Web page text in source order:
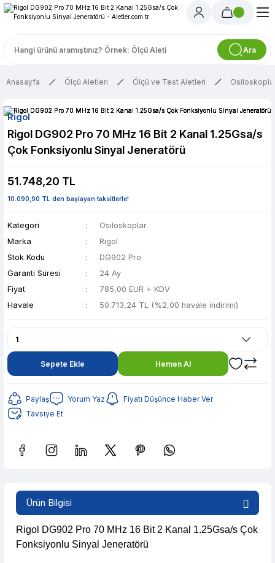
Ara
Anasayfa Ölçü Aletleri Ölçü ve Test Aletleri
Rigol
Rigol DG902 Pro 70 MHz 16 Bit 2 Kanal 1.25Gsa/s
Çok Fonksiyonlu Sinyal Jeneratörü
51.748,20 TL
10.090,90 TL den başlayan taksitlerle!
Kategori
Osiloskoplar
Marka
Rigol
Stok Kodu
DG902 Pro
Garanti Süresi
24 Ay
Fiyat
785,00 EUR + KDV
Havale
50.713,24 TL (%2,00 havale indirimi)
Sepete Ekle Hemen Al
Paylaş Yorum Yaz
Fiyatı Düşünce Haber Ver
Tavsiye Et
%2 İndirim Güvenilir Alışveriş
Ürün Bilgisi
Rigol DG902 Pro 70 MHz 16 Bit 2 Kanal 1.25Gsa/s Çok
Fonksiyonlu Sinyal Jeneratörü